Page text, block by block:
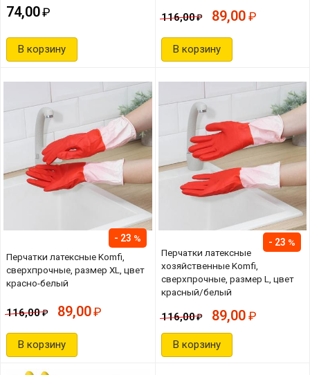
74,00
В корзину
116,00 89,00
В корзину
Перчатки латексные Komfi,
сверхпрочные, размер XL, цвет
красно-белый
23
116,00 89,00
В корзину
Перчатки латексные
хозяйственные Komfi,
сверхпрочные, размер L, цвет
красный/белый
23
116,00 89,00
В корзину